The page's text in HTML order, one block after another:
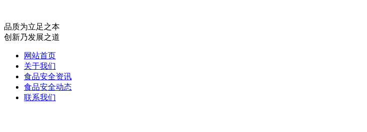
品质为立足之本
创新乃发展之道
网站首页
关于我们
食品安全资讯
食品安全动态
联系我们